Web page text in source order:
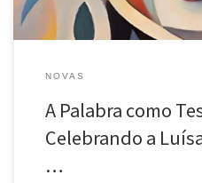
NOVAS
A Palabra como
Celebrando a
…